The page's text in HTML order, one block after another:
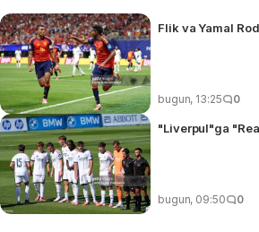
Flik va Yamal
bugun, 13:25 0
"Liverpul"ga
bugun, 09:50 0